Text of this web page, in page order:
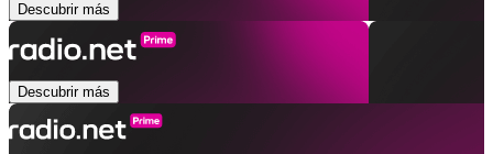
Descubrir más
Descubrir más